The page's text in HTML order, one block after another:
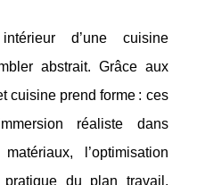
d’une cuisine
abstrait. Grâce aux
cuisine prend forme : ces
réaliste dans
l’optimisation
pratique du plan travail.